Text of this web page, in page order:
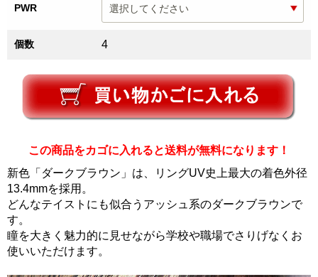
PWR
個数 4
この商品をカゴに入れると送料が無料になります！
新色「ダークブラウン」は、リングUV史上最大の着色外径
13.4mmを採用。
どんなテイストにも似合うアッシュ系のダークブラウンで
す。
瞳を大きく魅力的に見せながら学校や職場でさりげなくお
使いいただけます。